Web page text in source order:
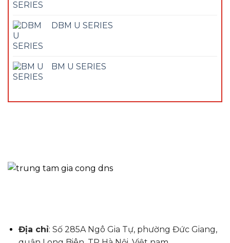
DBM U SERIES
BM U SERIES
Địa chỉ: Số 285A Ngô Gia Tự, phường Đức Giang,